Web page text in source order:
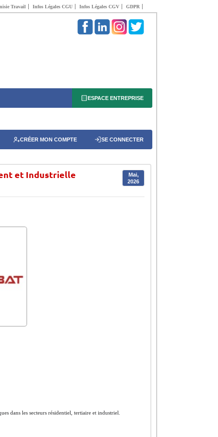
Travail Infos Légales CGU Infos Légales CGV GDPR
ESPACE ENTREPRISE
CRÉER MON COMPTE SE CONNECTER
et Industrielle
Mai,
2026
dans les secteurs résidentiel, tertiaire et industriel.